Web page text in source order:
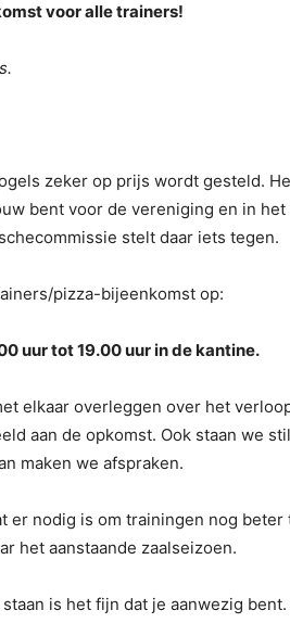
voor alle trainers!
zeker op prijs wordt gesteld.
bent voor de vereniging en in
stelt daar iets tegen.
pizza-bijeenkomst op:
uur tot 19.00 uur in de kantine.
elkaar overleggen over het
aan de opkomst. Ook staan we
maken we afspraken.
er nodig is om trainingen nog
het aanstaande zaalseizoen.
is het fijn dat je aanwezig bent.